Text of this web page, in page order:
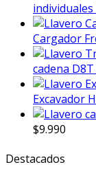
Cargador
cadena D8T
Excavador
$9.990
Destacados